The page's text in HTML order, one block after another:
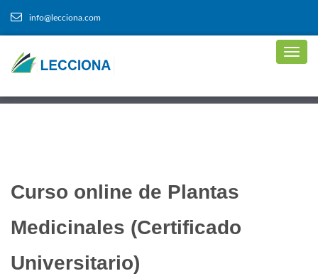
info@lecciona.com
Curso online de Plantas
Medicinales (Certificado
Universitario)